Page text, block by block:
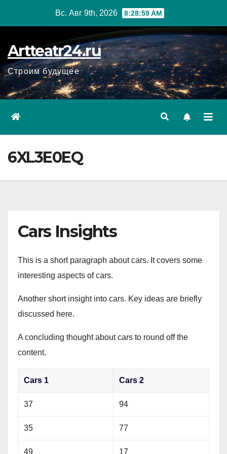
Вс. Авг 9th, 2026 8:29:00 AM
Artteatr24.ru
Строим будущее
6XL3E0EQ
Cars Insights
This is a short paragraph about cars. It covers some
interesting aspects of cars.
Another short insight into cars. Key ideas are briefly
discussed here.
A concluding thought about cars to round off the
content.
Cars 1 Cars 2
37 94
35 77
49 17